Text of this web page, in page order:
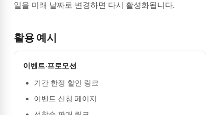
일을 미래 날짜로 변경하면 다시 활성화됩니다.
활용 예시
이벤트·프로모션
기간 한정 할인 링크
이벤트 신청 페이지